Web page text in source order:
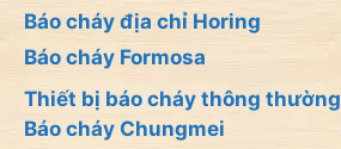
Báo cháy địa chỉ Horing
Báo cháy Formosa
Thiết bị báo cháy thông thường
Báo cháy Chungmei